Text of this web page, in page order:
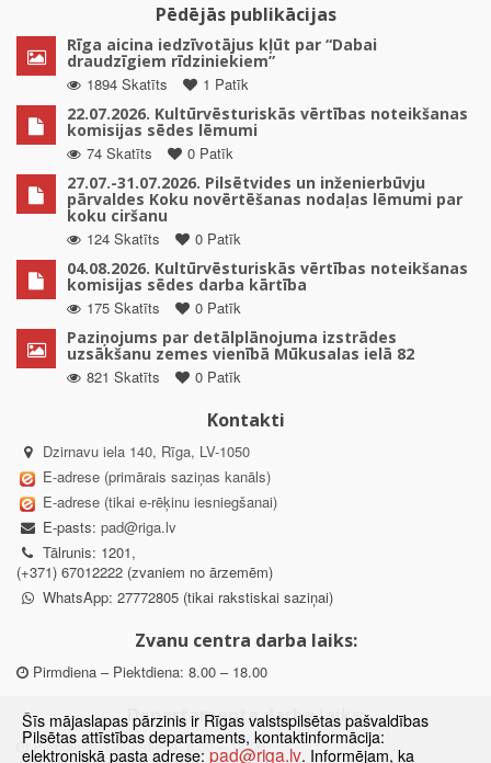
Pēdējās publikācijas
Rīga aicina iedzīvotājus kļūt par “Dabai
draudzīgiem rīdziniekiem”
1894 Skatīts
1 Patīk
22.07.2026. Kultūrvēsturiskās vērtības noteikšanas
komisijas sēdes lēmumi
74 Skatīts
0 Patīk
27.07.-31.07.2026. Pilsētvides un inženierbūvju
pārvaldes Koku novērtēšanas nodaļas lēmumi par
koku ciršanu
124 Skatīts
0 Patīk
04.08.2026. Kultūrvēsturiskās vērtības noteikšanas
komisijas sēdes darba kārtība
175 Skatīts
0 Patīk
Paziņojums par detālplānojuma izstrādes
uzsākšanu zemes vienībā Mūkusalas ielā 82
821 Skatīts
0 Patīk
Kontakti
Dzirnavu iela 140, Rīga, LV-1050
E-adrese (primārais saziņas kanāls)
E-adrese (tikai e-rēķinu iesniegšanai)
E-pasts: pad@riga.lv
Tālrunis: 1201,
(+371) 67012222 (zvaniem no ārzemēm)
WhatsApp: 27772805 (tikai rakstiskai saziņai)
Zvanu centra darba laiks:
Pirmdiena – Piektdiena: 8.00 – 18.00
Departamenta darba laiks:
Pirmdiena, Ceturtdiena: 8.30 – 18.00
Šīs mājaslapas pārzinis ir Rīgas valstspilsētas pašvaldības
Pilsētas attīstības departaments, kontaktinformācija:
elektroniskā pasta adrese: pad@riga.lv. Informējam, ka